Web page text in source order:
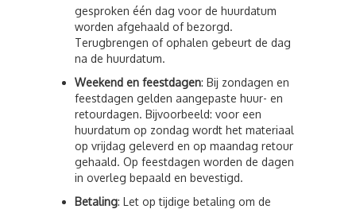
gesproken één dag voor de huurdatum
worden afgehaald of bezorgd.
Terugbrengen of ophalen gebeurt de dag
na de huurdatum.
Weekend en feestdagen: Bij zondagen en
feestdagen gelden aangepaste huur- en
retourdagen. Bijvoorbeeld: voor een
huurdatum op zondag wordt het materiaal
op vrijdag geleverd en op maandag retour
gehaald. Op feestdagen worden de dagen
in overleg bepaald en bevestigd.
Betaling: Let op tijdige betaling om de